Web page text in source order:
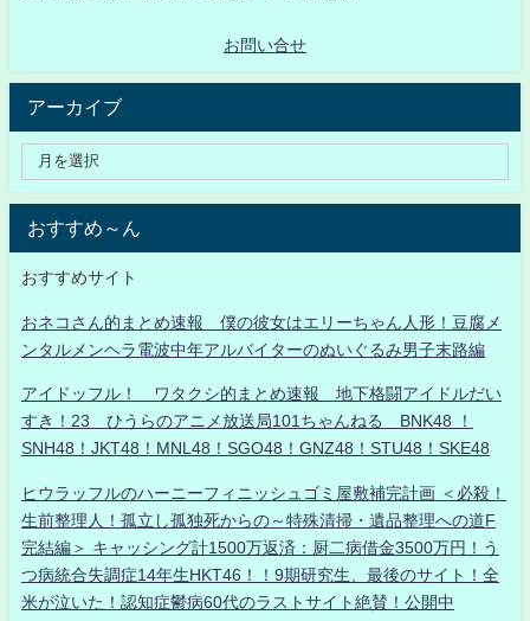
お問い合せ
アーカイブ
おすすめ～ん
おすすめサイト
おネコさん的まとめ速報 僕の彼女はエリーちゃん人形！豆腐メ
ンタルメンヘラ電波中年アルバイターのぬいぐるみ男子末路編
アイドッフル！ ワタクシ的まとめ速報 地下格闘アイドルだい
すき！23 ひうらのアニメ放送局101ちゃんねる BNK48 ！
SNH48！JKT48！MNL48！SGO48！GNZ48！STU48！SKE48
ヒウラッフルのハーニーフィニッシュゴミ屋敷補完計画 ＜必殺！
生前整理人！孤立し孤独死からの～特殊清掃・遺品整理への道F
完結編＞ キャッシング計1500万返済：厨二病借金3500万円！う
つ病統合失調症14年生HKT46！！9期研究生、最後のサイト！全
米が泣いた！認知症鬱病60代のラストサイト絶賛！公開中